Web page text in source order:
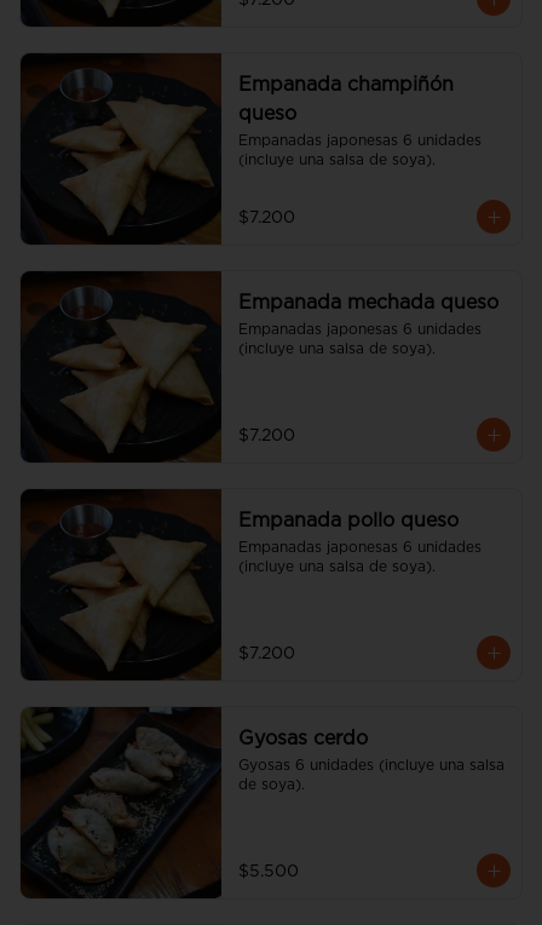
Empanada champiñón
queso
Empanadas japonesas 6 unidades
(incluye una salsa de soya).
$7.200
Empanada mechada queso
Empanadas japonesas 6 unidades
(incluye una salsa de soya).
$7.200
Empanada pollo queso
Empanadas japonesas 6 unidades
(incluye una salsa de soya).
$7.200
Gyosas cerdo
Gyosas 6 unidades (incluye una salsa
de soya).
$5.500